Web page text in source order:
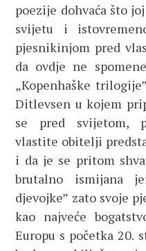
poezije dohvaća što
svijetu i
pjesnikinjom pred
da ovdje ne
„Kopenhaške
Ditlevsen u kojem
se pred svijetom,
vlastite obitelji
i da je se pritom
brutalno ismijana
djevojke” zato svoje
kao najveće
Europu s početka 20.